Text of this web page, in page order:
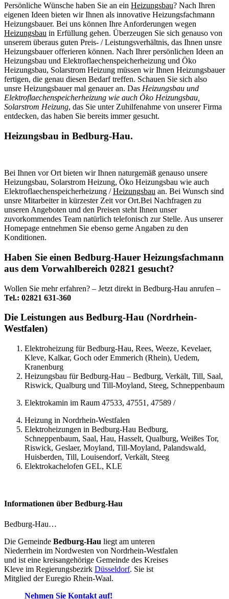
Persönliche Wünsche haben Sie an ein Heizungsbau? Nach Ihren
eigenen Ideen bieten wir Ihnen als innovative Heizungsfachmann
Heizungsbauer. Bei uns können Ihre Anforderungen wegen
Heizungsbau in Erfüllung gehen. Überzeugen Sie sich genauso von
unserem überaus guten Preis- / Leistungsverhältnis, das Ihnen unsre
Heizungsbauer offerieren können. Nach Ihrer persönlichen Ideen an
Heizungsbau und Elektroflaechenspeicherheizung und Öko
Heizungsbau, Solarstrom Heizung müssen wir Ihnen Heizungsbauer
fertigen, die genau diesen Bedarf treffen. Schauen Sie sich also
unsre Heizungsbauer mal genauer an. Das Heizungsbau und
Elektroflaechenspeicherheizung wie auch Öko Heizungsbau,
Solarstrom Heizung, das Sie unter Zuhilfenahme von unserer Firma
entdecken, das haben Sie bereits immer gesucht.
Heizungsbau in Bedburg-Hau.
Bei Ihnen vor Ort bieten wir Ihnen naturgemäß genauso unsere
Heizungsbau, Solarstrom Heizung, Öko Heizungsbau wie auch
Elektroflaechenspeicherheizung /Heizungsbau an. Bei Wunsch sind
unsre Mitarbeiter in kürzester Zeit vor Ort.Bei Nachfragen zu
unseren Angeboten und den Preisen steht Ihnen unser
zuvorkommendes Team natürlich telefonisch zur Stelle. Aus unserer
Homepage entnehmen Sie ebenso gerne Angaben zu den
Konditionen.
Haben Sie einen Bedburg-Hauer Heizungsfachmann
aus dem Vorwahlbereich 02821 gesucht?
Wollen Sie mehr erfahren? – Jetzt direkt in Bedburg-Hau anrufen –
Tel.: 02821 631-360
Die Leistungen aus Bedburg-Hau (Nordrhein-
Westfalen)
Elektroheizung für Bedburg-Hau, Rees, Weeze, Kevelaer,
Kleve, Kalkar, Goch oder Emmerich (Rhein), Uedem,
Kranenburg
Heizungsbau für Bedburg-Hau – Bedburg, Verkält, Till, Saal,
Riswick, Qualburg und Till-Moyland, Steeg, Schneppenbaum
Elektrokamin im Raum 47533, 47551, 47589 /
Heizung in Nordrhein-Westfalen
Elektroheizungen in Bedburg-Hau Bedburg,
Schneppenbaum, Saal, Hau, Hasselt, Qualburg, Weißes Tor,
Riswick, Geslaer, Moyland, Till-Moyland, Palandswald,
Huisberden, Till, Louisendorf, Verkält, Steeg
Elektrokachelofen GEL, KLE
Informationen über Bedburg-Hau
Bedburg-Hau…
Die Gemeinde Bedburg-Hau liegt am unteren
Niederrhein im Nordwesten von Nordrhein-Westfalen
und ist eine kreisangehörige Gemeinde des Kreises
Kleve im Regierungsbezirk Düsseldorf. Sie ist
Mitglied der Euregio Rhein-Waal.
Nehmen Sie Kontakt auf!